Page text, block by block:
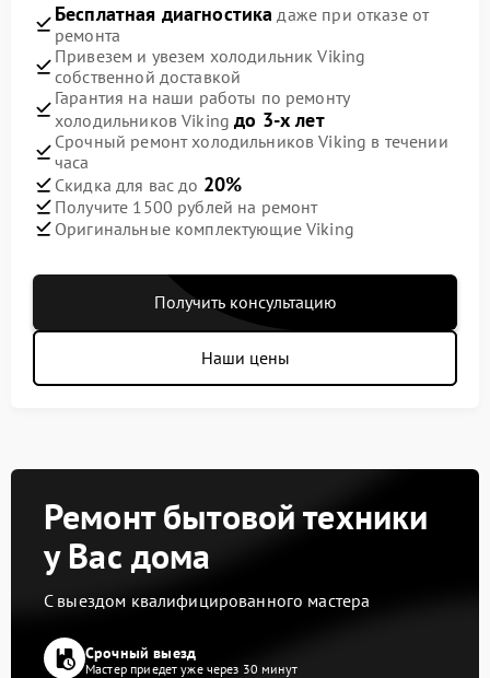
Бесплатная диагностика даже при отказе от
ремонта
Привезем и увезем холодильник Viking
собственной доставкой
Гарантия на наши работы по ремонту
холодильников Vikingдо 3-х лет
Срочный ремонт холодильников Viking в течении
часа
Скидка для вас до 20%
Получите 1500 рублей на ремонт
Оригинальные комплектующие Viking
Получить консультацию
Наши цены
Ремонт бытовой техники
у Вас дома
С выездом квалифицированного мастера
Срочный выезд
Мастер приедет уже через 30 минут